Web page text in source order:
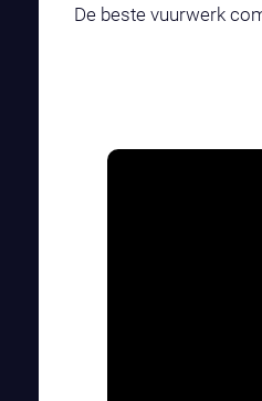
De beste vuurwerk